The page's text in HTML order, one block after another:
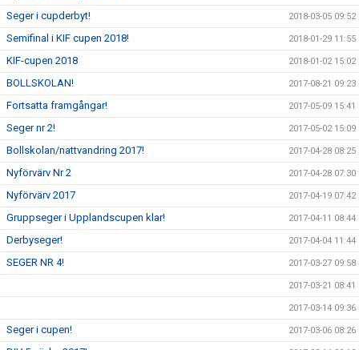
Seger i cupderbyt! 2018-03-05 09:52
Semifinal i KIF cupen 2018! 2018-01-29 11:55
KIF-cupen 2018 2018-01-02 15:02
BOLLSKOLAN! 2017-08-21 09:23
Fortsatta framgångar! 2017-05-09 15:41
Seger nr 2! 2017-05-02 15:09
Bollskolan/nattvandring 2017! 2017-04-28 08:25
Nyförvärv Nr 2 2017-04-28 07:30
Nyförvärv 2017 2017-04-19 07:42
Gruppseger i Upplandscupen klar! 2017-04-11 08:44
Derbyseger! 2017-04-04 11:44
SEGER NR 4! 2017-03-27 09:58
2017-03-21 08:41
2017-03-14 09:36
Seger i cupen! 2017-03-06 08:26